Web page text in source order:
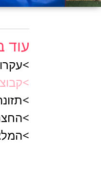
עוד
>
>
>
>
>